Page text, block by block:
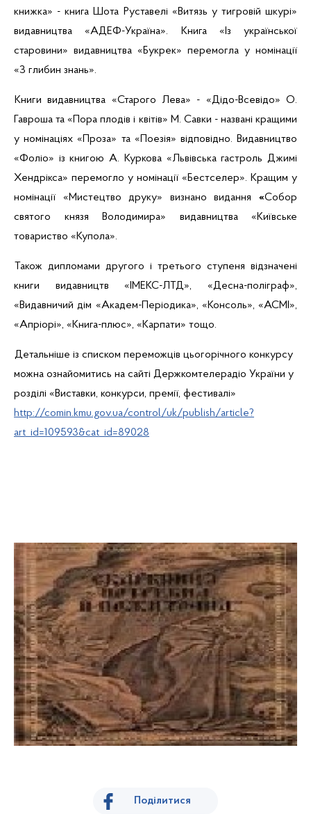
книжка» - книга Шота Руставелі «Витязь у тигровій шкурі»
видавництва «АДЕФ-Україна». Книга «Із української
старовини» видавництва «Букрек» перемогла у номінації
«З глибин знань».
Книги видавництва «Старого Лева» - «Дідо-Всевідо» О.
Гавроша та « Пора плодів і квітів» М. Савки - названі кращими
у номінаціях «Проза» та «Поезія» відповідно. Видавництво
«Фоліо» із книгою А. Куркова «Львівська гастрольДжимі
Хендрікса» перемогло у номінації «Бестселер». Кращим у
номінації «Мистецтво друку» визнано видання «Собор
святого князя Володимира» видавництва «Київське
товариство «Купола».
Також дипломами другого і третього ступеня відзначені
книги видавництв « ІМЕКС-ЛТД», «Десна-поліграф»,
«Видавничий дім «Академ-Періодика», «Консоль», «АСМІ »,
«Апріорі», «Книга-плюс», «Карпати» тощо.
Детальніше із списком переможців цьогорічного конкурсу
можна ознайомитись на сайті Держкомтелерадіо України у
розділі «Виставки, конкурси, премії, фестивалі»
http://comin.kmu.gov.ua/control/uk/publish/article?
art_id=109593&cat_id=89028
Поділитися